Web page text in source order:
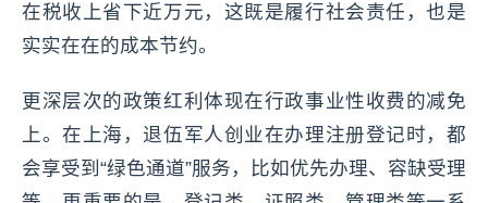
在税收上省下近万元，这既是履行社会责任，也是
实实在在的成本节约。
更深层次的政策红利体现在行政事业性收费的减免
上。在上海，退伍军人创业在办理注册登记时，都
会享受到“绿色通道”服务，比如优先办理、容缺受理